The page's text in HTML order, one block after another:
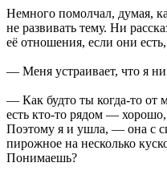
Немного помолчал, думая,
не развивать тему. Ни
её отношения, если они
— Меня устраивает, что я
— Как будто ты когда-то от
есть кто-то рядом —
Поэтому я и ушла, — она с
пирожное на несколько
Понимаешь?